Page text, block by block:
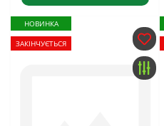
НОВИНКА
ЗАКІНЧУЄТЬСЯ